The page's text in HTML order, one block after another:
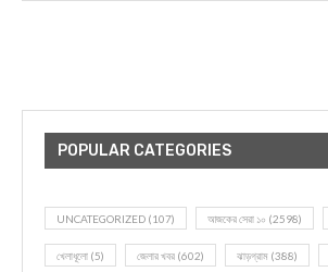
POPULAR CATEGORIES
UNCATEGORIZED (107) আজকের সেরা ১০ (2598)
খেলাধূলো (5) জেলার খবর (602) ঝাড়গ্রাম (388)